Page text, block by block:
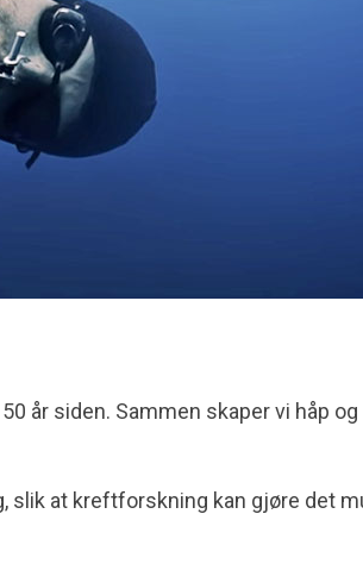
år siden. Sammen skaper vi håp og
slik at kreftforskning kan gjøre det